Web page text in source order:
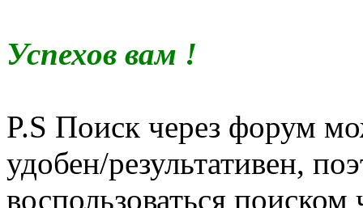
Успехов вам !
P.S Поиск через форум
удобен/результативен,
воспользоваться